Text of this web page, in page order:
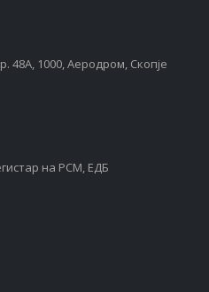
48А, 1000, Аеродром, Скопје
на РСМ, ЕДБ